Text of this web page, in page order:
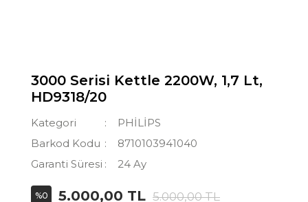
3000 Serisi Kettle 2200W, 1,7 Lt,
HD9318/20
Kategori
PHİLİPS
Barkod Kodu
8710103941040
Garanti Süresi
24 Ay
%0 5.000,00 TL 5.000,00 TL